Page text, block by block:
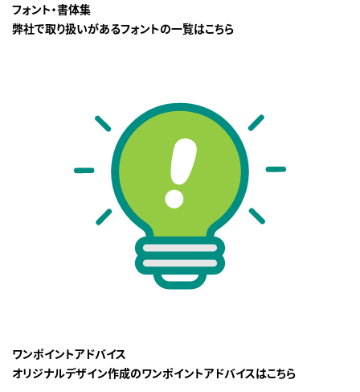
フォント・書体集
弊社で取り扱いがあるフォントの一覧はこちら
ワンポイントアドバイス
オリジナルデザイン作成のワンポイントアドバイスはこちら